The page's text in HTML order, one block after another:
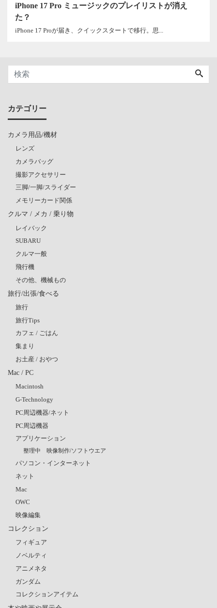
iPhone 17 Pro ミュージックのプレイリストが消え
た？
iPhone 17 Proが届き、クイックスタートで移行。思...
カテゴリー
カメラ用品/機材
レンズ
カメラバッグ
撮影アクセサリー
三脚/一脚/スライダー
メモリーカード関係
クルマ / メカ / 乗り物
レイバック
SUBARU
クルマ一般
飛行機
その他、機械もの
旅行/出張/食べる
旅行
旅行Tips
カフェ / ごはん
集まり
お土産 / おやつ
Mac / PC
Macintosh
G-Technology
PC周辺機器/ネット
PC周辺機器
アプリケーション
整理中 映像制作/ソフトウエア
パソコン・インターネット
ネット
Mac
OWC
映像編集
コレクション
フィギュア
ノベルティ
アニメネタ
ガンダム
コレクションアイテム